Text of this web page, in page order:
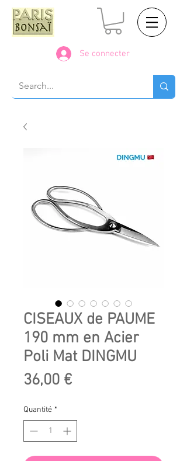
Se connecter
CISEAUX de PAUME
190 mm en Acier
Poli Mat DINGMU
36,00 €Prix
Quantité *